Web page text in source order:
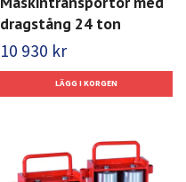
dragstång 24 ton
10 930 kr